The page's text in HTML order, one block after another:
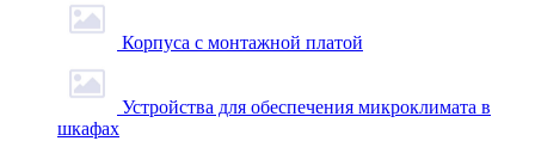
Корпуса с монтажной платой
Устройства для обеспечения микроклимата в
шкафах